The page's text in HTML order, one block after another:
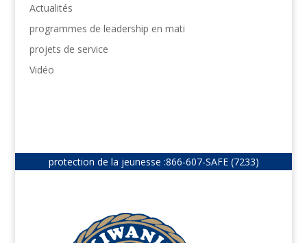
Actualités
programmes de leadership en mati
projets de service
Vidéo
protection de la jeunesse :866-607-SAFE (7233)